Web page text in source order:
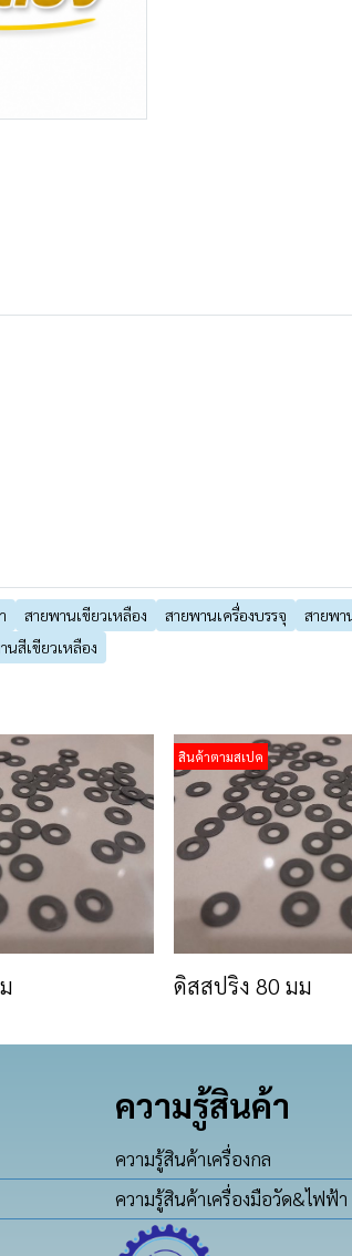
สายพานเขียวเหลือง สายพานเครื่องบรรจุ สายพา
นสีเขียวเหลือง
สินค้าตามสเปค
ดิสสปริง 80 มม
ความรู้สินค้า
ความรู้สินค้าเครื่องกล
ความรู้สินค้าเครื่องมือวัด&ไฟฟ้า